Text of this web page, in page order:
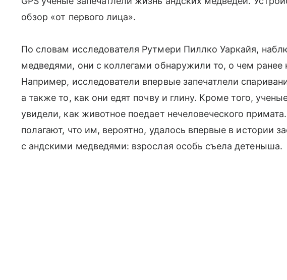
обзор «от первого лица».
По словам исследователя Рутмери Пиллко Уаркайя,
медведями, они с коллегами обнаружили то, о чем ранее
Например, исследователи впервые запечатлели
а также то, как они едят почву и глину. Кроме того,
увидели, как животное поедает нечеловеческого
полагают, что им, вероятно, удалось впервые в истории
с андскими медведями: взрослая особь съела детеныша.